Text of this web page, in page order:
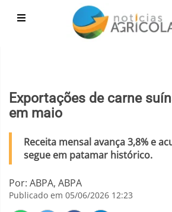
Exportações de carne
em maio
Receita mensal avança 3,8% e
segue em patamar histórico.
Por: ABPA, ABPA
Publicado em 05/06/2026 12:23